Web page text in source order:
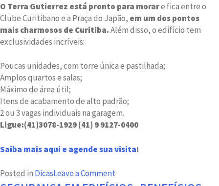
O Terra Gutierrez está pronto para morare fica entre o
Clube Curitibano e a Praça do Japão, em um dos pontos
mais charmosos de Curitiba.Além disso, o edifício tem
exclusividades incríveis:
Poucas unidades, com torre única e pastilhada;
Amplos quartos e salas;
Máximo de área útil;
Itens de acabamento de alto padrão;
2 ou 3 vagas individuais na garagem.
Ligue:(41)3078-1929 (41) 9 9127-0400
Saiba mais aqui e agende sua visita!
Posted in DicasLeave a Comment